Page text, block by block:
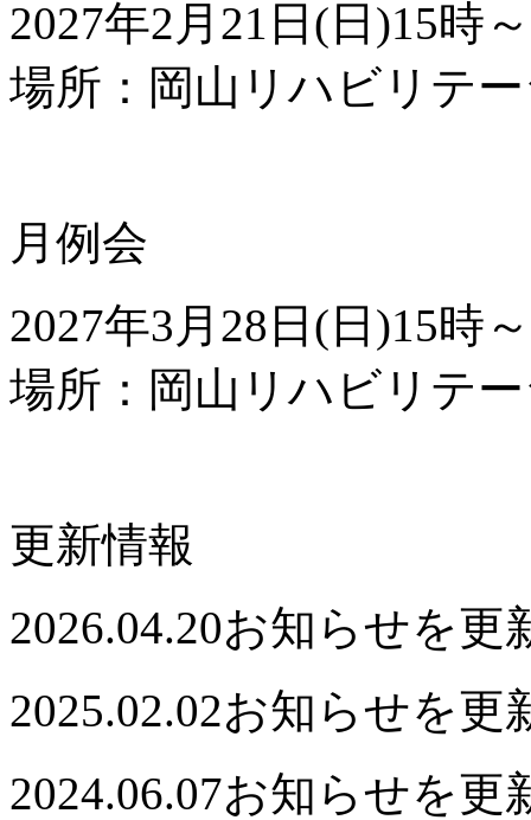
2027年2 月 21 日(日)15時～
場所：岡山リハビリテ
月例会
2027年3 月 28 日(日)15時～
場所：岡山リハビリテ
更新情報
2026.04.20お知らせを更
2025.02.02お知らせを更
2024.06.07お知らせを更